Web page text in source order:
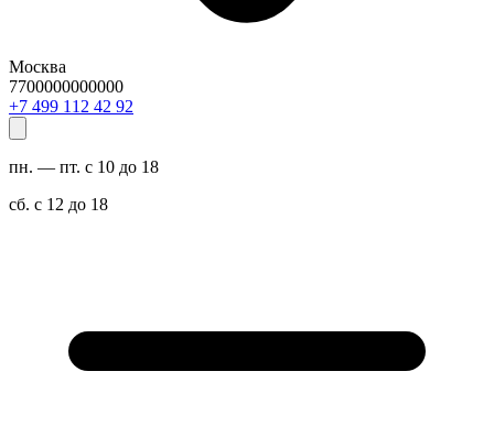
Москва
7700000000000
29 24 211 994 7+
пн. — пт. с 10 до 18
сб. с 12 до 18